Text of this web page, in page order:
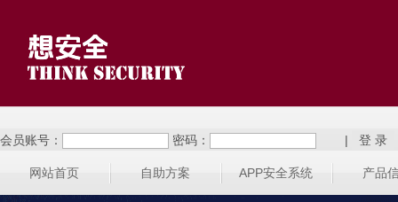
会员账号： 密码： |
网站首页 自助方案 APP安全系统 产品